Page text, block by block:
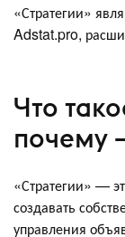
«Стратегии»
Adstat.pro,
Что
почему
«Стратегии» —
создавать
управления